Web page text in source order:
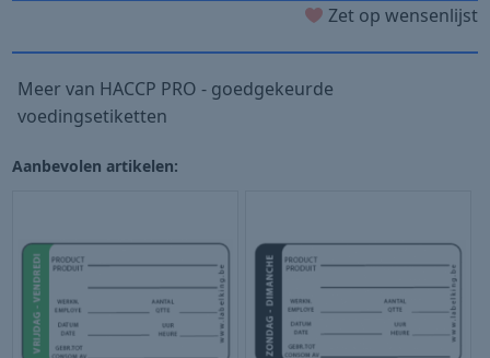
Zet op wensenlijst
Meer van HACCP PRO - goedgekeurde
voedingsetiketten
Aanbevolen artikelen: